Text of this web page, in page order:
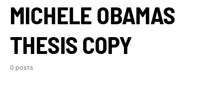
MICHELE OBAMAS
THESIS COPY
0 posts